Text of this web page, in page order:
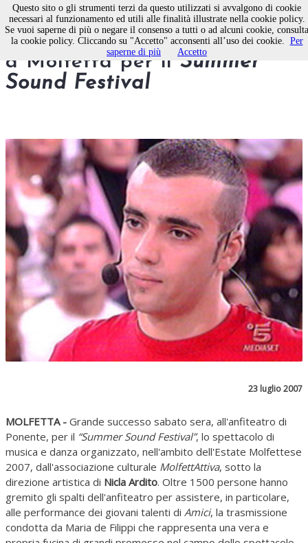
Sabato sera grande successo
a Molfetta per ilSummer
Sound Festival
23 luglio 2007
MOLFETTA - Grande successo sabato sera, all'anfiteatro di
Ponente, per il “Summer Sound Festival”, lo spettacolo di
musica e danza organizzato, nell'ambito dell'Estate Molfettese
2007, dall'associazione culturale MolfettAttiva, sotto la
direzione artistica di Nicla Ardito. Oltre 1500 persone hanno
gremito gli spalti dell'anfiteatro per assistere, in particolare,
alle performance dei giovani talenti di Amici, la trasmissione
condotta da Maria de Filippi che rappresenta una vera e
Questo sito o gli strumenti terzi da questo utilizzati si avvalgono di cookie
necessari al funzionamento ed utili alle finalità illustrate nella cookie policy.
Se vuoi saperne di più o negare il consenso a tutti o ad alcuni cookie, consulta
la cookie policy. Cliccando su "Accetto" acconsenti all’uso dei cookie. Per
saperne di più
Accetto